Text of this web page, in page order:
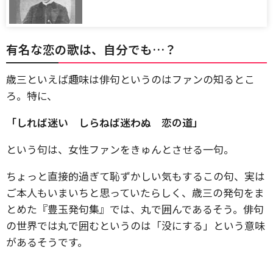
有名な恋の歌は、自分でも…？
歳三といえば趣味は俳句というのはファンの知るとこ
ろ。特に、
「しれば迷い しらねば迷わぬ 恋の道」
という句は、女性ファンをきゅんとさせる一句。
ちょっと直接的過ぎて恥ずかしい気もするこの句、実は
ご本人もいまいちと思っていたらしく、歳三の発句をま
とめた『豊玉発句集』では、丸で囲んであるそう。俳句
の世界では丸で囲むというのは「没にする」という意味
があるそうです。